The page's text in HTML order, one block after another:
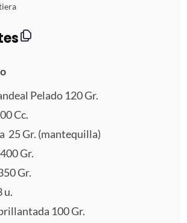
t
r
l
l
a
s
Pelado 120 Gr.
Cc.
25 Gr. (mantequilla)
400Gr.
Gr.
u.
100Gr.